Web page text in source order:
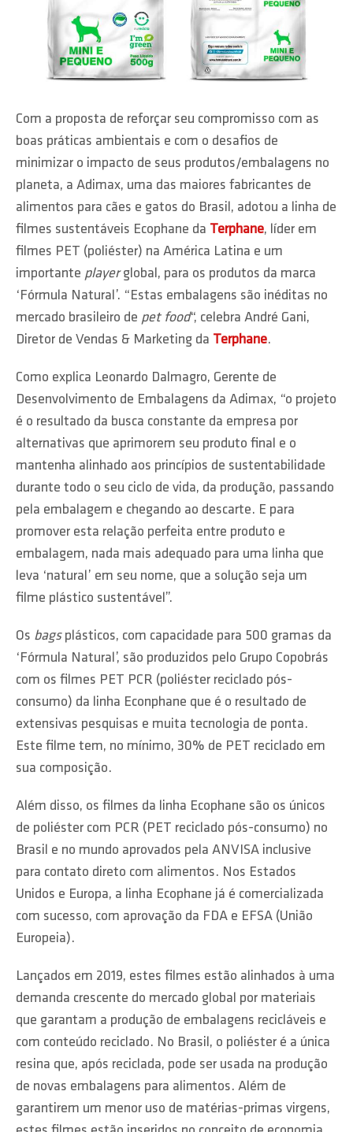
Com a proposta de reforçar seu compromisso com as
boas práticas ambientais e com o desafios de
minimizar o impacto de seus produtos/embalagens no
planeta, a Adimax, uma das maiores fabricantes de
alimentos para cães e gatos do Brasil, adotou a linha de
filmes sustentáveis Ecophane da Terphane, líder em
filmes PET (poliéster) na América Latina e um
importante playerglobal, para os produtos da marca
‘Fórmula Natural’. “Estas embalagens são inéditas no
mercado brasileiro de pet food“, celebra André Gani,
Diretor de Vendas & Marketing da Terphane.
Como explica Leonardo Dalmagro, Gerente de
Desenvolvimento de Embalagens da Adimax, “o projeto
é o resultado da busca constante da empresa por
alternativas que aprimorem seu produto final e o
mantenha alinhado aos princípios de sustentabilidade
durante todo o seu ciclo de vida, da produção, passando
pela embalagem e chegando ao descarte. E para
promover esta relação perfeita entre produto e
embalagem, nada mais adequado para uma linha que
leva ‘natural’ em seu nome, que a solução seja um
filme plástico sustentável”.
Os bagsplásticos, com capacidade para 500 gramas da
‘Fórmula Natural’, são produzidos pelo Grupo Copobrás
com os filmes PET PCR (poliéster reciclado pós-
consumo) da linha Econphane que é o resultado de
extensivas pesquisas e muita tecnologia de ponta.
Este filme tem, no mínimo, 30% de PET reciclado em
sua composição.
Além disso, os filmes da linha Ecophane são os únicos
de poliéster com PCR (PET reciclado pós-consumo) no
Brasil e no mundo aprovados pela ANVISA inclusive
para contato direto com alimentos. Nos Estados
Unidos e Europa, a linha Ecophane já é comercializada
com sucesso, com aprovação da FDA e EFSA (União
Europeia).
Lançados em 2019, estes filmes estão alinhados à uma
demanda crescente do mercado global por materiais
que garantam a produção de embalagens recicláveis e
com conteúdo reciclado. No Brasil, o poliéster é a única
resina que, após reciclada, pode ser usada na produção
de novas embalagens para alimentos. Além de
garantirem um menor uso de matérias-primas virgens,